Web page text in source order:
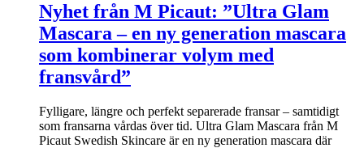
Nyhet från M Picaut: ”Ultra Glam
Mascara – en ny generation mascara
som kombinerar volym med
fransvård”
Fylligare, längre och perfekt separerade fransar – samtidigt
som fransarna vårdas över tid. Ultra Glam Mascara från M
Picaut Swedish Skincare är en ny generation mascara där